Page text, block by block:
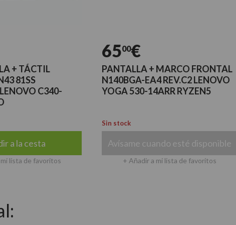
C340-
cesta
favoritos
00€
PANTALLA + MARCO FRONTAL
N140BGA-EA4 REV.C2 LENOVO
YOGA 530-14ARR RYZEN5
Sin stock
Avísame cuando esté disponible
+ Añadir a mi lista de favoritos